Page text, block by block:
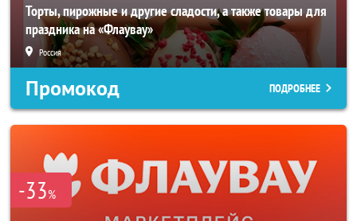
Торты, пирожные и другие сладости, а также товары для
праздника на «Флаувау»
Россия
Промокод ПОДРОБНЕЕ
-33%